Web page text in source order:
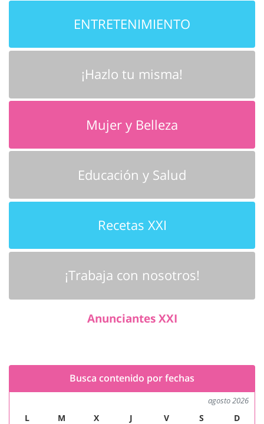
ENTRETENIMIENTO
¡Hazlo tu misma!
Mujer y Belleza
Educación y Salud
Recetas XXI
¡Trabaja con nosotros!
Anunciantes XXI
Busca contenido por fechas
agosto 2026
L M X J V S
D